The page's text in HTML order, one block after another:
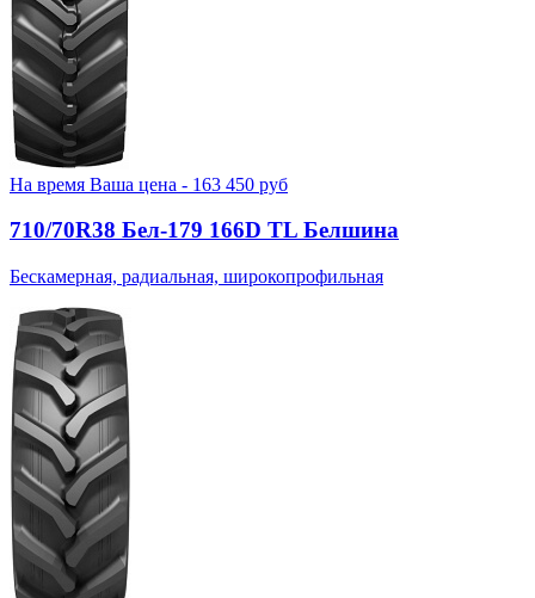
На время Ваша цена - 163 450 руб
710/70R38 Бел-179 166D TL Белшина
Бескамерная, радиальная, широкопрофильная